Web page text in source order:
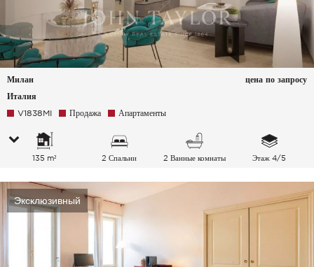
Милан
Италия
цена по запросу
V1838MI Продажа Апартаменты
135 m² 2 Спальни 2 Ванные комнаты Этаж 4/5
Эксклюзивный